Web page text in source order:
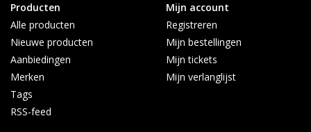
Producten
Alle producten
Nieuwe producten
Aanbiedingen
Merken
Tags
RSS-feed
Mijn account
Registreren
Mijn bestellingen
Mijn tickets
Mijn verlanglijst